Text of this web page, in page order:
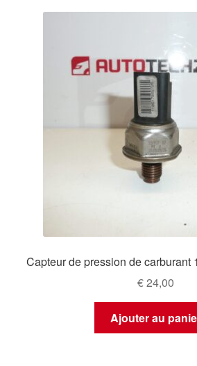
Capteur de pression de carburant
€24,00
Ajouter au